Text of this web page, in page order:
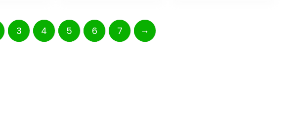
3 4 5 6 7 →